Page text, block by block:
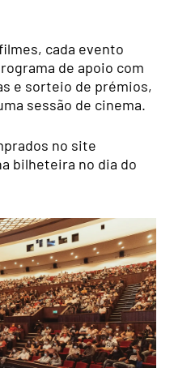
cada evento
de apoio com
e sorteio de prémios,
sessão de cinema.
no site
bilheteira no dia do